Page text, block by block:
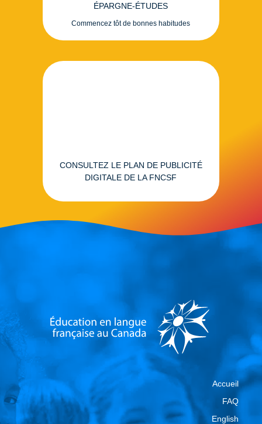
ÉPARGNE-ÉTUDES
Commencez tôt de bonnes habitudes
CONSULTEZ LE PLAN DE PUBLICITÉ
DIGITALE DE LA FNCSF
Accueil
FAQ
English